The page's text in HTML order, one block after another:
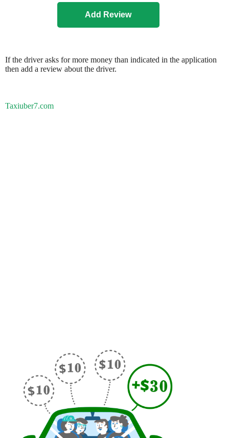
If the driver asks for more money than indicated in the application
then add a review about the driver.
Taxiuber7.com